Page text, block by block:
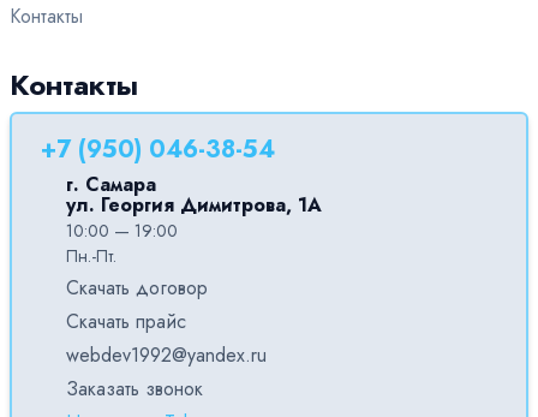
Контакты
Контакты
+7 (950) 046-38-54
г. Самара
ул. Георгия Димитрова, 1А
10:00 — 19:00
Пн.-Пт.
Скачать договор
Скачать прайс
webdev1992@yandex.ru
Заказать звонок